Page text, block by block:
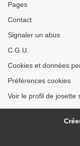
Pages
Contact
Signaler un abus
C.G.U.
Cookies et données
Préférences cookies
Voir le profil de josette